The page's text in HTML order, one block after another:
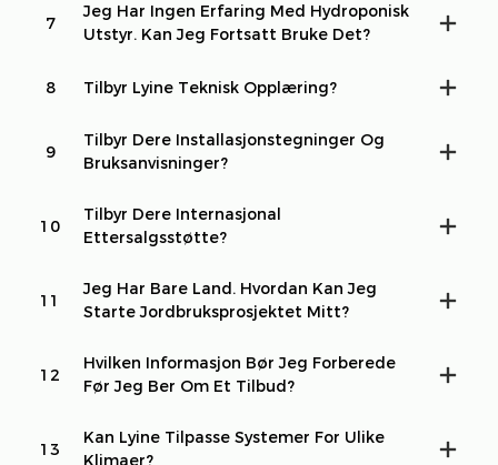
7
Jeg Har Ingen Erfaring Med Hydroponisk
Utstyr. Kan Jeg Fortsatt Bruke Det?
8 Tilbyr Lyine Teknisk Opplæring?
9
Tilbyr Dere Installasjonstegninger Og
Bruksanvisninger?
10
Tilbyr Dere Internasjonal
Ettersalgsstøtte?
11
Jeg Har Bare Land. Hvordan Kan Jeg
Starte Jordbruksprosjektet Mitt?
12
Hvilken Informasjon Bør Jeg Forberede
Før Jeg Ber Om Et Tilbud?
13
Kan Lyine Tilpasse Systemer For Ulike
Klimaer?